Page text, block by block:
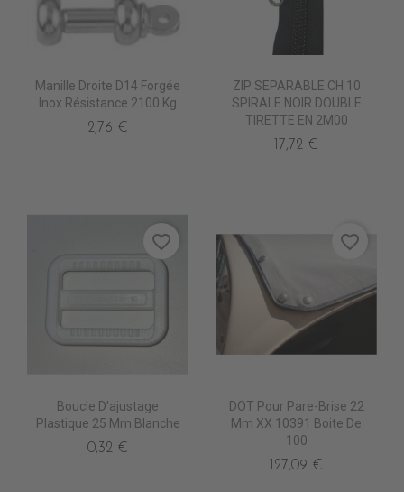
Manille Droite D14 Forgée
Inox Résistance 2100 Kg
2,76 €
ZIP SEPARABLE CH 10
SPIRALE NOIR DOUBLE
TIRETTE EN 2M00
17,72 €
Boucle D'ajustage
Plastique 25 Mm Blanche
0,32 €
favorite_border
DOT Pour Pare-Brise 22
Mm XX 10391 Boite De
100
127,09 €
favorite_border